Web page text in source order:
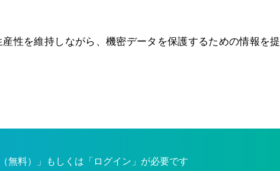
性を維持しながら、機密データを保護するための情報を提
無料）」もしくは「ログイン」が必要です